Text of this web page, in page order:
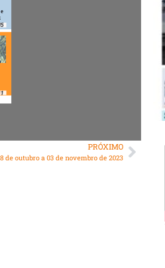
PRÓXIMO
de outubro a 03 de novembro de 2023